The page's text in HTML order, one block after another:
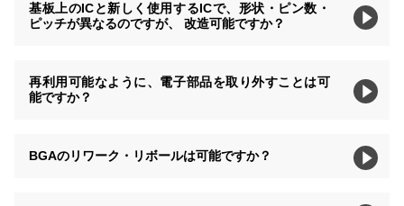
基板上のICと新しく使用するICで、形状・ピン数・
ピッチが異なるのですが、 改造可能ですか？
再利用可能なように、電子部品を取り外すことは可
能ですか？
BGAのリワーク・リボールは可能ですか？